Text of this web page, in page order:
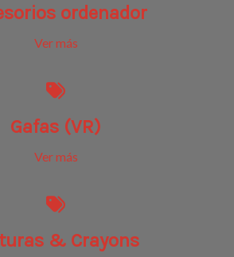
ordenador
Ver más
Gafas (VR)
Ver más
& Crayons